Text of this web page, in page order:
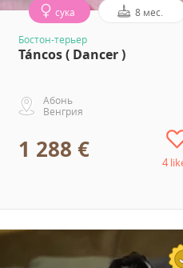
сука 8 мес.
Бостон-терьер
Táncos ( Dancer )
Абонь
Венгрия
1 288 € 4